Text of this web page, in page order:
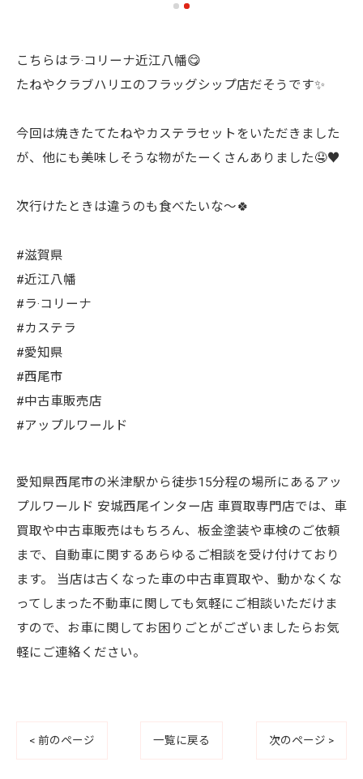
こちらはラ·コリーナ近江八幡😋
たねやクラブハリエのフラッグシップ店だそうです✨
今回は焼きたてたねやカステラセットをいただきました
が、他にも美味しそうな物がたーくさんありました🤤♥️
次行けたときは違うのも食べたいな〜🍀
#滋賀県
#近江八幡
#ラ·コリーナ
#カステラ
#愛知県
#西尾市
#中古車販売店
#アップルワールド
愛知県西尾市の米津駅から徒歩15分程の場所にあるアッ
プルワールド 安城西尾インター店 車買取専門店では、車
買取や中古車販売はもちろん、板金塗装や車検のご依頼
まで、自動車に関するあらゆるご相談を受け付けており
ます。 当店は古くなった車の中古車買取や、動かなくな
ってしまった不動車に関しても気軽にご相談いただけま
すので、お車に関してお困りごとがございましたらお気
軽にご連絡ください。
< 前のページ 一覧に戻る 次のページ >